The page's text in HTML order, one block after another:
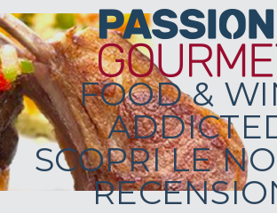
FOOD &
SCOPRI LE